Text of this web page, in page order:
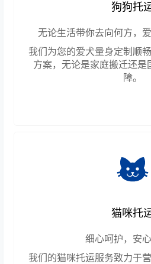
狗狗托
无论生活带你去向何方，
我们为您的爱犬量身定制顺
方案，无论是家庭搬迁还
障。
猫咪托
细心呵护，安心
我们的猫咪托运服务致力于